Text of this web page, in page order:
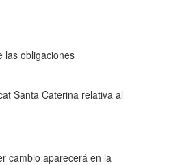
las obligaciones
Santa Caterina relativa al
cambio aparecerá en la